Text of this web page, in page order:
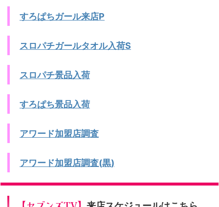
すろぱちガール来店P
スロパチガールタオル入荷S
スロパチ景品入荷
すろぱち景品入荷
アワード加盟店調査
アワード加盟店調査(黒)